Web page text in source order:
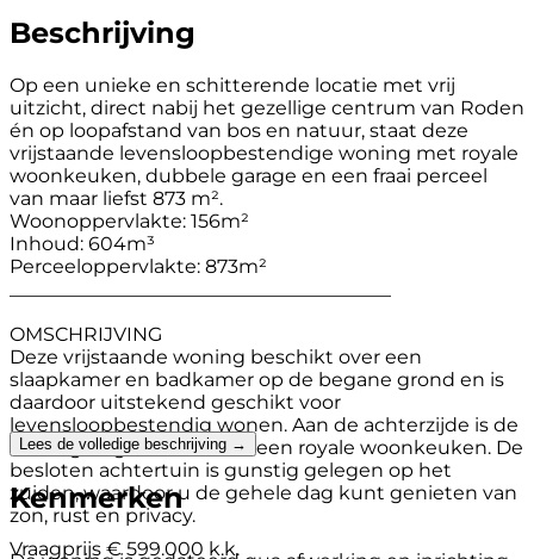
Beschrijving
Op een unieke en schitterende locatie met vrij
uitzicht, direct nabij het gezellige centrum van Roden
én op loopafstand van bos en natuur, staat deze
vrijstaande levensloopbestendige woning met royale
woonkeuken, dubbele garage en een fraai perceel
van maar liefst 873 m².
Woonoppervlakte: 156m²
Inhoud: 604m³
Perceeloppervlakte: 873m²
OMSCHRIJVING
Deze vrijstaande woning beschikt over een
slaapkamer en badkamer op de begane grond en is
daardoor uitstekend geschikt voor
levensloopbestendig wonen. Aan de achterzijde is de
woning uitgebouwd met een royale woonkeuken. De
besloten achtertuin is gunstig gelegen op het
zuiden, waardoor u de gehele dag kunt genieten van
zon, rust en privacy.
Lees de volledige beschrijving →
Kenmerken
Vraagprijs € 599.000 k.k.